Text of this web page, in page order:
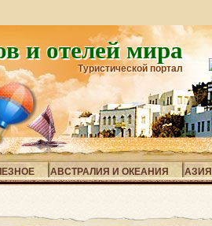
и отелей мира
Туристической портал
АВСТРАЛИЯ И ОКЕАНИЯ АЗИЯ